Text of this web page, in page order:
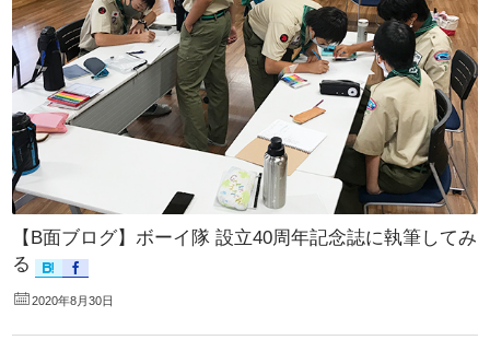
【B面ブログ】ボーイ隊 設立40周年記念誌に執筆してみ
る
2020年8月30日